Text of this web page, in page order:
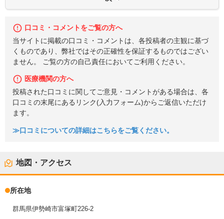
口コミ・コメントをご覧の方へ
当サイトに掲載の口コミ・コメントは、各投稿者の主観に基づ
くものであり、弊社ではその正確性を保証するものではござい
ません。 ご覧の方の自己責任においてご利用ください。
医療機関の方へ
投稿された口コミに関してご意見・コメントがある場合は、各
口コミの末尾にあるリンク(入力フォーム)からご返信いただけ
ます。
≫口コミについての詳細はこちらをご覧ください。
地図・アクセス
所在地
群馬県伊勢崎市富塚町226-2